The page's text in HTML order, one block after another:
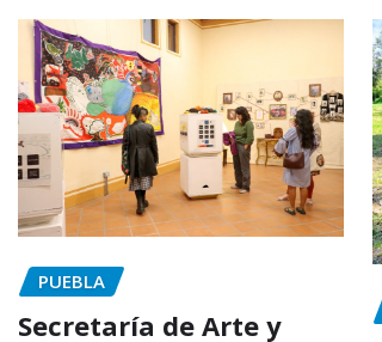
PUEBLA
Secretaría de Arte y